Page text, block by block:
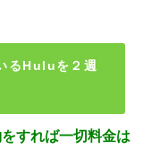
るHuluを２週
すれば一切料金は